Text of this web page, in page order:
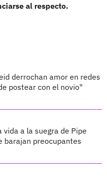
al respecto.
derrochan amor en redes
postear con el novio"
vida a la suegra de Pipe
barajan preocupantes